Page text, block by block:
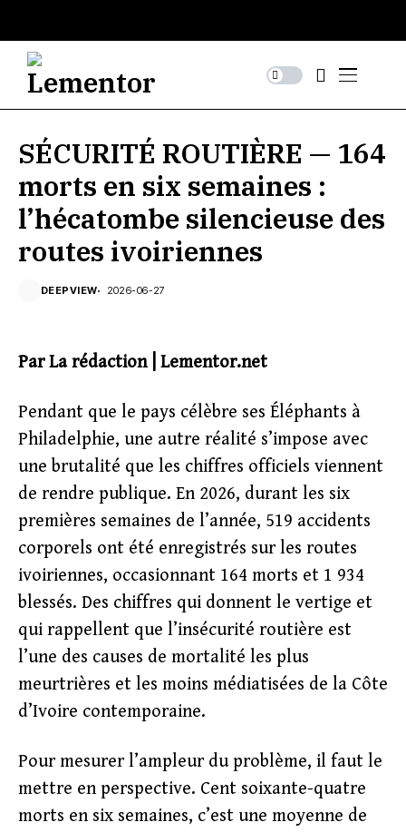
SÉCURITÉ ROUTIÈRE — 164
morts en six semaines :
l’hécatombe silencieuse des
routes ivoiriennes
DEEPVIEW 2026-06-27
Par La rédaction | Lementor.net
Pendant que le pays célèbre ses Éléphants à
Philadelphie, une autre réalité s’impose avec
une brutalité que les chiffres officiels viennent
de rendre publique. En 2026, durant les six
premières semaines de l’année, 519 accidents
corporels ont été enregistrés sur les routes
ivoiriennes, occasionnant 164 morts et 1 934
blessés. Des chiffres qui donnent le vertige et
qui rappellent que l’insécurité routière est
l’une des causes de mortalité les plus
meurtrières et les moins médiatisées de la Côte
d’Ivoire contemporaine.
Pour mesurer l’ampleur du problème, il faut le
mettre en perspective. Cent soixante-quatre
morts en six semaines, c’est une moyenne de